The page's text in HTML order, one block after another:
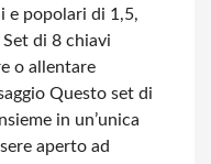
e popolari di 1,5,
Set di 8 chiavi
o allentare
Questo set di
in un’unica
aperto ad